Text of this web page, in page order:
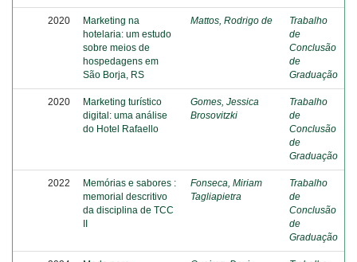
2020
Marketing na
hotelaria: um estudo
sobre meios de
hospedagens em
São Borja, RS
Mattos, Rodrigo de
Trabalho
de
Conclusão
de
Graduação
2020
Marketing turístico
digital: uma análise
do Hotel Rafaello
Gomes, Jessica
Brosovitzki
Trabalho
de
Conclusão
de
Graduação
2022
Memórias e sabores :
memorial descritivo
da disciplina de TCC
II
Fonseca, Miriam
Tagliapietra
Trabalho
de
Conclusão
de
Graduação